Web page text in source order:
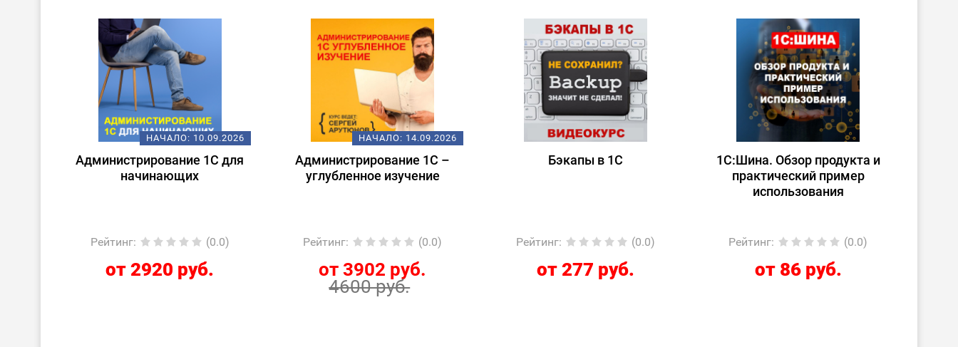
НАЧАЛО: 10.09.2026
Администрирование 1С для
начинающих
Рейтинг: (0.0)
от 2920 руб.
НАЧАЛО: 14.09.2026
Администрирование 1С –
углубленное изучение
Рейтинг: (0.0)
от 3902 руб.
4600 руб.
Бэкапы в 1С
Рейтинг: (0.0)
от 277 руб.
1С:Шина. Обзор продукта и
практический пример
использования
Рейтинг: (0.0)
от 86 руб.